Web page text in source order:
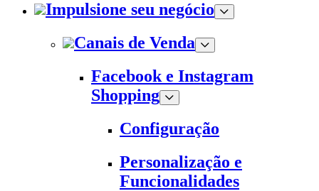
Impulsione seu negócio
Canais de Venda
Facebook e Instagram
Shopping
Configuração
Personalização e
Funcionalidades